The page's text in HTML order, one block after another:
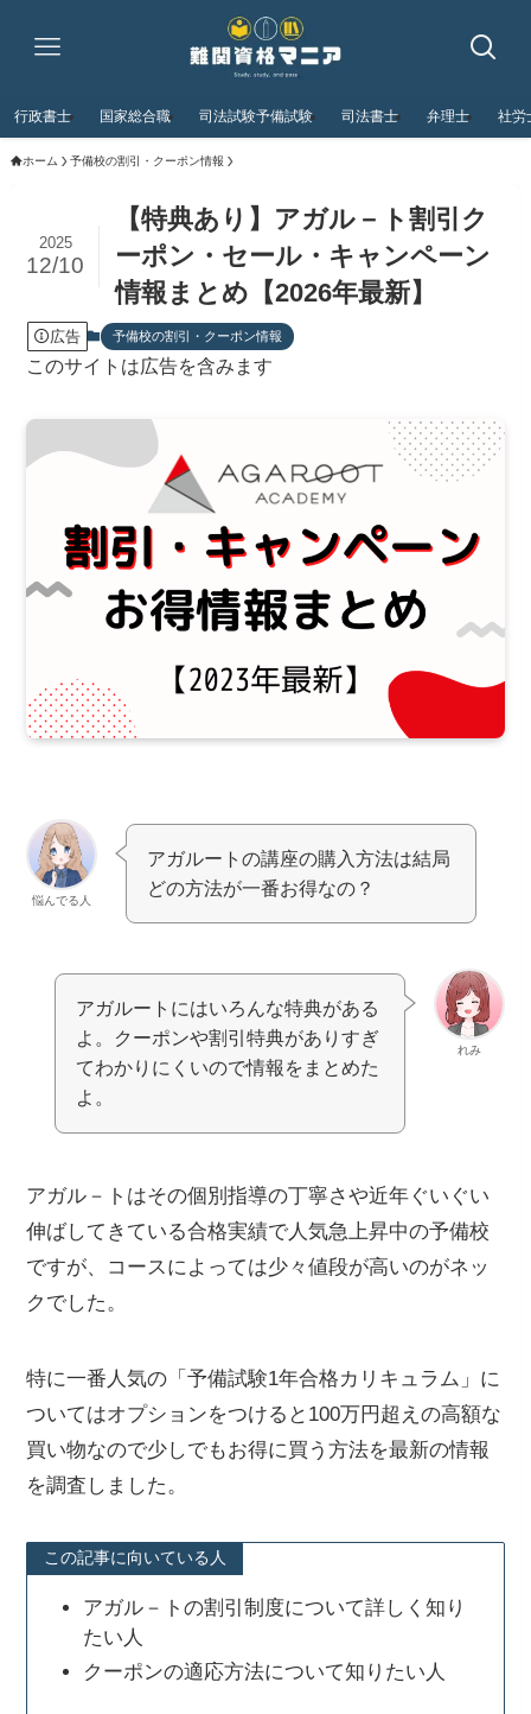
行政書士 国家総合職 司法試験予備試験 司法書士 弁理士 社労
ホーム 予備校の割引・クーポン情報
【特典あり】アガル－ト割引ク
ーポン・セール・キャンペーン
情報まとめ【2026年最新】
2025
12/10
広告 予備校の割引・クーポン情報
このサイトは広告を含みます
悩んでる人
アガルートの講座の購入方法は結局
どの方法が一番お得なの？
れみ
アガルートにはいろんな特典がある
よ。クーポンや割引特典がありすぎ
てわかりにくいので情報をまとめた
よ。
アガル－トはその個別指導の丁寧さや近年ぐいぐい
伸ばしてきている合格実績で人気急上昇中の予備校
ですが、コースによっては少々値段が高いのがネッ
クでした。
特に一番人気の「予備試験1年合格カリキュラム」に
ついてはオプションをつけると100万円超えの高額な
買い物なので少しでもお得に買う方法を最新の情報
を調査しました。
この記事に向いている人
アガル－トの割引制度について詳しく知り
たい人
クーポンの適応方法について知りたい人